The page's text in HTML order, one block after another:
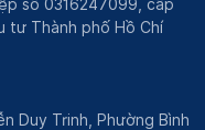
số 0316247099, cấp
tư Thành phố Hồ Chí
Duy Trinh, Phường Bình